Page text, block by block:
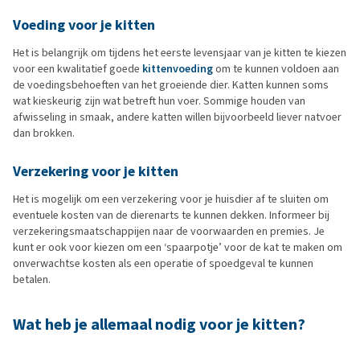
Voeding voor je kitten
Het is belangrijk om tijdens het eerste levensjaar van je kitten te kiezen
voor een kwalitatief goede kittenvoedingom te kunnen voldoen aan
de voedingsbehoeften van het groeiende dier. Katten kunnen soms
wat kieskeurig zijn wat betreft hun voer. Sommige houden van
afwisseling in smaak, andere katten willen bijvoorbeeld liever natvoer
dan brokken.
Verzekering voor je kitten
Het is mogelijk om een verzekering voor je huisdier af te sluiten om
eventuele kosten van de dierenarts te kunnen dekken. Informeer bij
verzekeringsmaatschappijen naar de voorwaarden en premies. Je
kunt er ook voor kiezen om een ‘spaarpotje’ voor de kat te maken om
onverwachtse kosten als een operatie of spoedgeval te kunnen
betalen.
Wat heb je allemaal nodig voor je kitten?